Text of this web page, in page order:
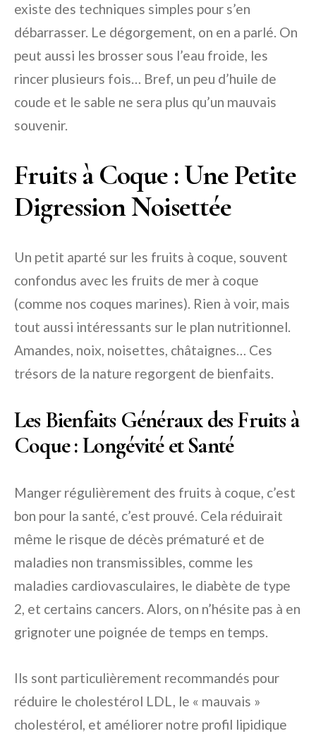
existe des techniques simples pour s’en
débarrasser. Le dégorgement, on en a parlé. On
peut aussi les brosser sous l’eau froide, les
rincer plusieurs fois… Bref, un peu d’huile de
coude et le sable ne sera plus qu’un mauvais
souvenir.
Fruits à Coque : Une Petite
Digression Noisettée
Un petit aparté sur les fruits à coque, souvent
confondus avec les fruits de mer à coque
(comme nos coques marines). Rien à voir, mais
tout aussi intéressants sur le plan nutritionnel.
Amandes, noix, noisettes, châtaignes… Ces
trésors de la nature regorgent de bienfaits.
Les Bienfaits Généraux des Fruits à
Coque : Longévité et Santé
Manger régulièrement des fruits à coque, c’est
bon pour la santé, c’est prouvé. Cela réduirait
même le risque de décès prématuré et de
maladies non transmissibles, comme les
maladies cardiovasculaires, le diabète de type
2, et certains cancers. Alors, on n’hésite pas à en
grignoter une poignée de temps en temps.
Ils sont particulièrement recommandés pour
réduire le cholestérol LDL, le « mauvais »
cholestérol, et améliorer notre profil lipidique